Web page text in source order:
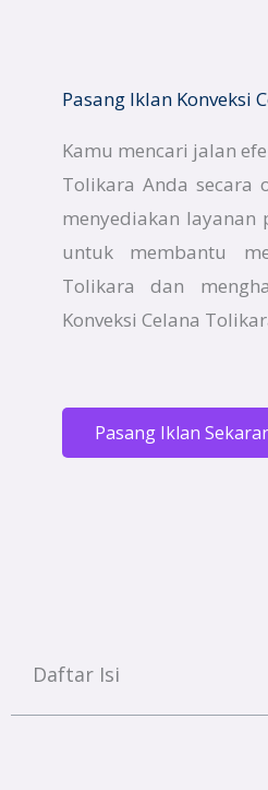
Pasang Iklan Konveksi
Kamu mencari jalan
Tolikara Anda secara
menyediakan layanan
untuk membantu
Tolikara dan
Konveksi Celana
Pasang Iklan
Daftar Isi